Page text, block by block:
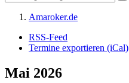
Amaroker.de
RSS-Feed
Termine exportieren (iCal)
Mai 2026